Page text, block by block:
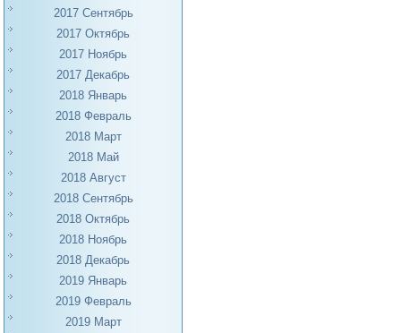
2017 Сентябрь
2017 Октябрь
2017 Ноябрь
2017 Декабрь
2018 Январь
2018 Февраль
2018 Март
2018 Май
2018 Август
2018 Сентябрь
2018 Октябрь
2018 Ноябрь
2018 Декабрь
2019 Январь
2019 Февраль
2019 Март